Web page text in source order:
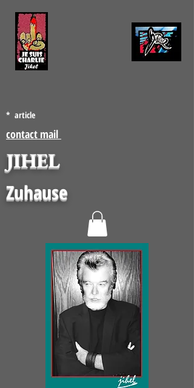
* article
contact mail
JIHEL
Zuhause